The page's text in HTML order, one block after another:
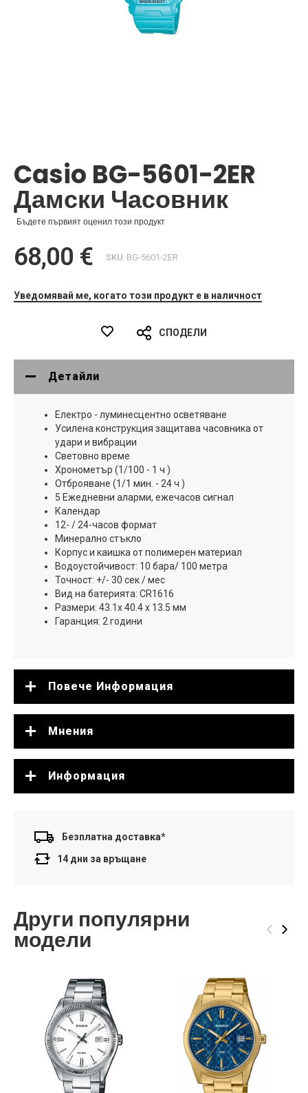
на
галерия
със
снимки
Casio BG-5601-2ER
Дамски Часовник
Бъдете първият оценил този продукт
68,00 € SKU BG-5601-2ER
Уведомявай ме, когато този продукт е в наличност
СПОДЕЛИ
Детайли
Електро - луминесцентно осветяване
Усилена конструкция защитава часовника от
удари и вибрации
Световно време
Хронометър (1/100 - 1 ч )
Отброяване (1/1 мин. - 24 ч )
5 Ежедневни аларми, ежечасов сигнал
Календар
12- / 24-часов формат
Минерално стъкло
Корпус и каишка от полимерен материал
Водоустойчивост: 10 бара/ 100 метра
Точност: +/- 30 сек / мес
Вид на батерията: CR1616
Размери: 43.1x 40.4 x 13.5 мм
Гаранция: 2 години
Повече Информация
Мнения
Информация
Безплатна доставка*
14 дни за връщане
Други популярни
модели ‹ ›